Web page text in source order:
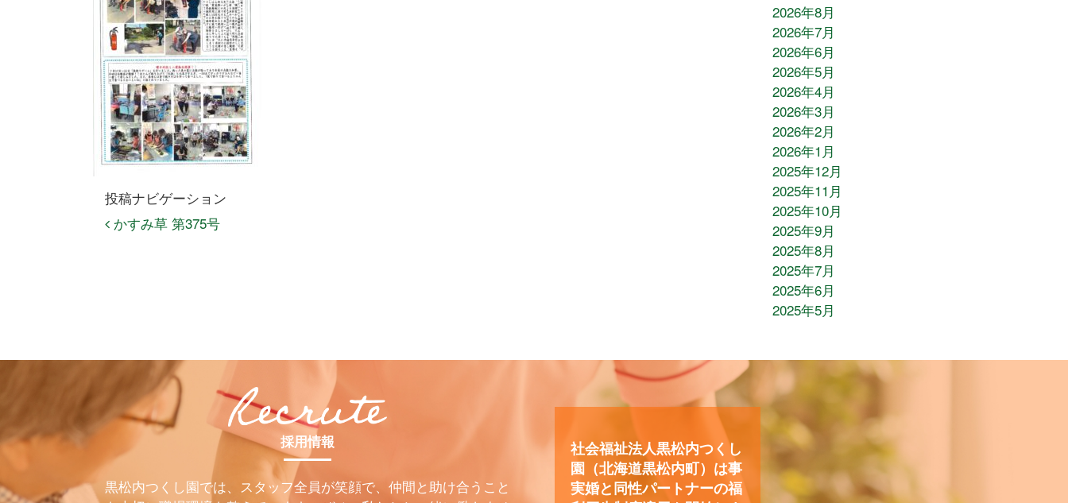
投稿ナビゲーション
かすみ草 第375号
2026年8月
2026年7月
2026年6月
2026年5月
2026年4月
2026年3月
2026年2月
2026年1月
2025年12月
2025年11月
2025年10月
2025年9月
2025年8月
2025年7月
2025年6月
2025年5月
採用情報
黒松内つくし園では、スタッフ全員が笑顔で、仲間と助け合うこと
社会福祉法人黒松内つくし
園（北海道黒松内町）は事
実婚と同性パートナーの福